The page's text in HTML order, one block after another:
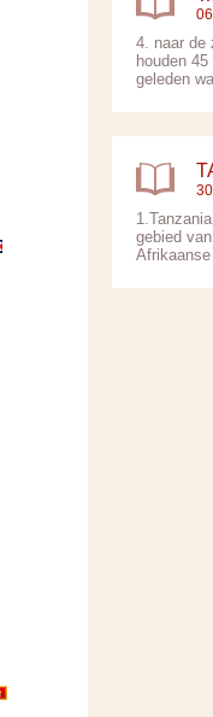
4. naar de
houden
geleden
gebied